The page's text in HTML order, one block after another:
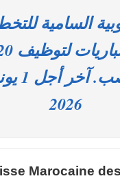
السامية
: مباريات
مناصب.
2026
Marocaine des